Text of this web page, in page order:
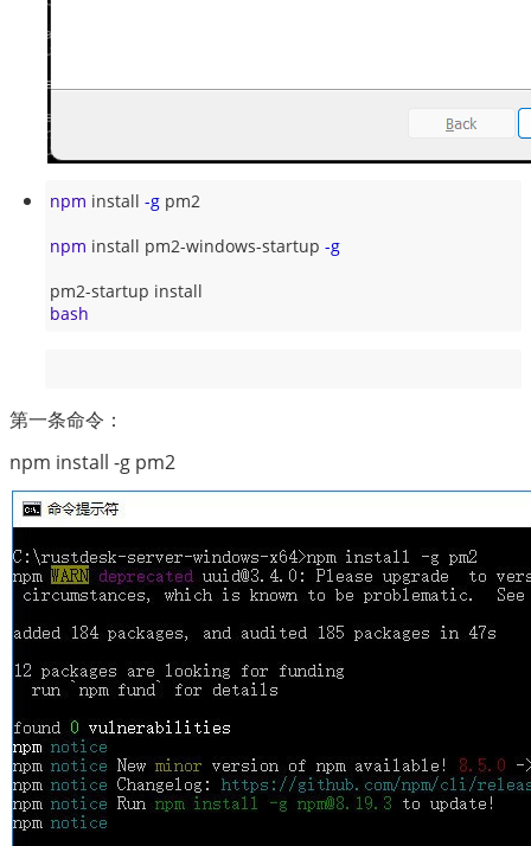
npm install -g pm2
npm install pm2-windows-startup -g
pm2-startup install
bash
第一条命令：
npm install -g pm2